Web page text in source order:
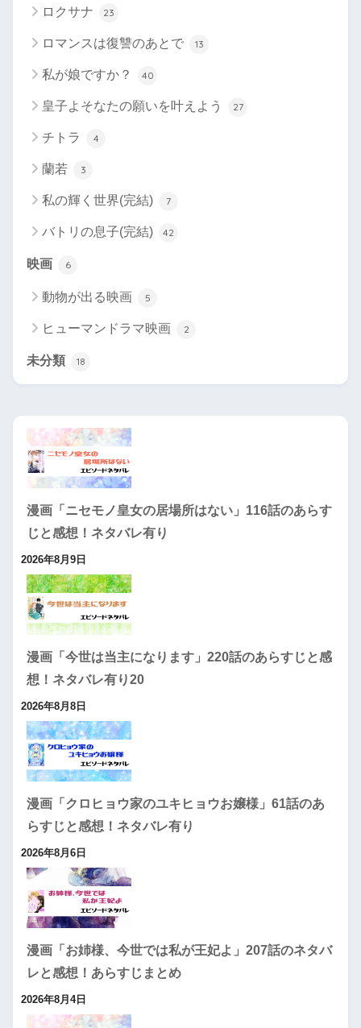
ロクサナ 23
ロマンスは復讐のあとで 13
私が娘ですか？ 40
皇子よそなたの願いを叶えよう 27
チトラ 4
蘭若 3
私の輝く世界(完結) 7
バトリの息子(完結) 42
映画 6
動物が出る映画 5
ヒューマンドラマ映画 2
未分類 18
漫画「ニセモノ皇女の居場所はない」116話のあらす
じと感想！ネタバレ有り
2026年8月9日
漫画「今世は当主になります」220話のあらすじと感
想！ネタバレ有り20
2026年8月8日
漫画「クロヒョウ家のユキヒョウお嬢様」61話のあ
らすじと感想！ネタバレ有り
2026年8月6日
漫画「お姉様、今世では私が王妃よ」207話のネタバ
レと感想！あらすじまとめ
2026年8月4日